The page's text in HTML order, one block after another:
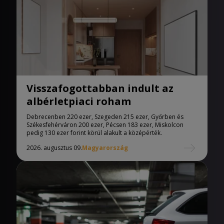
Visszafogottabban indult az
albérletpiaci roham
Debrecenben 220 ezer, Szegeden 215 ezer, Győrben és
Székesfehérváron 200 ezer, Pécsen 183 ezer, Miskolcon
pedig 130 ezer forint körül alakult a középérték.
2026. augusztus 09.Magyarország